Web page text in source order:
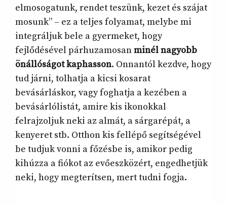
elmosogatunk, rendet teszünk, kezet és szájat
mosunk” – ez a teljes folyamat, melybe mi
integráljuk bele a gyermeket, hogy
fejlődésével párhuzamosanminél nagyobb
önállóságot kaphasson. Onnantól kezdve, hogy
tud járni, tolhatja a kicsi kosarat
bevásárláskor, vagy foghatja a kezében a
bevásárlólistát, amire kis ikonokkal
felrajzoljuk neki az almát, a sárgarépát, a
kenyeret stb. Otthon kis fellépő segítségével
be tudjuk vonni a főzésbe is, amikor pedig
kihúzza a fiókot az evőeszközért, engedhetjük
neki, hogy megterítsen, mert tudni fogja.